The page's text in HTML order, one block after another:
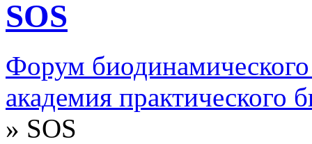
SOS
Форум биодинамического
академия практического
» SOS